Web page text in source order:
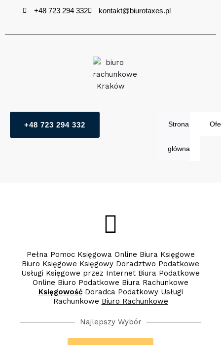
+48 723 294 332 kontakt@biurotaxes.pl
Strona
główna
+48 723 294 332
Pełna Pomoc Księgowa Online Biura Księgowe
Biuro Księgowe Księgowy Doradztwo Podatkowe
Usługi Księgowe przez Internet Biura Podatkowe
Online Biuro Podatkowe Biura Rachunkowe
KsięgowośćDoradca Podatkowy Usługi
Rachunkowe Biuro Rachunkowe
Najlepszy Wybór